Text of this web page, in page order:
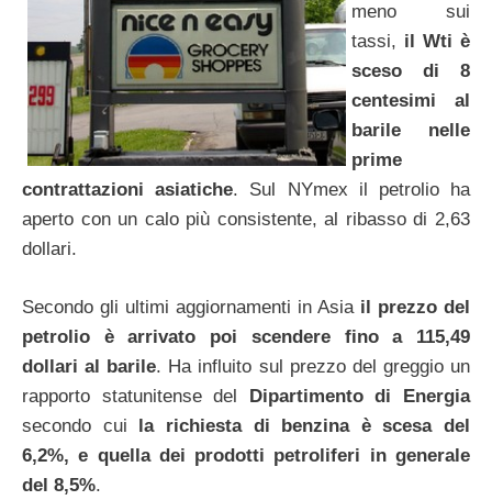
meno sui
tassi, il Wti è
sceso di 8
centesimi al
barile nelle
prime
contrattazioni asiatiche. Sul NYmex il petrolio ha
aperto con un calo più consistente, al ribasso di 2,63
dollari.
Secondo gli ultimi aggiornamenti in Asia il prezzo del
petrolio è arrivato poi scendere fino a 115,49
dollari al barile. Ha influito sul prezzo del greggio un
rapporto statunitense del Dipartimento di Energia
secondo cui la richiesta di benzina è scesa del
6,2%, e quella dei prodotti petroliferi in generale
del 8,5%.